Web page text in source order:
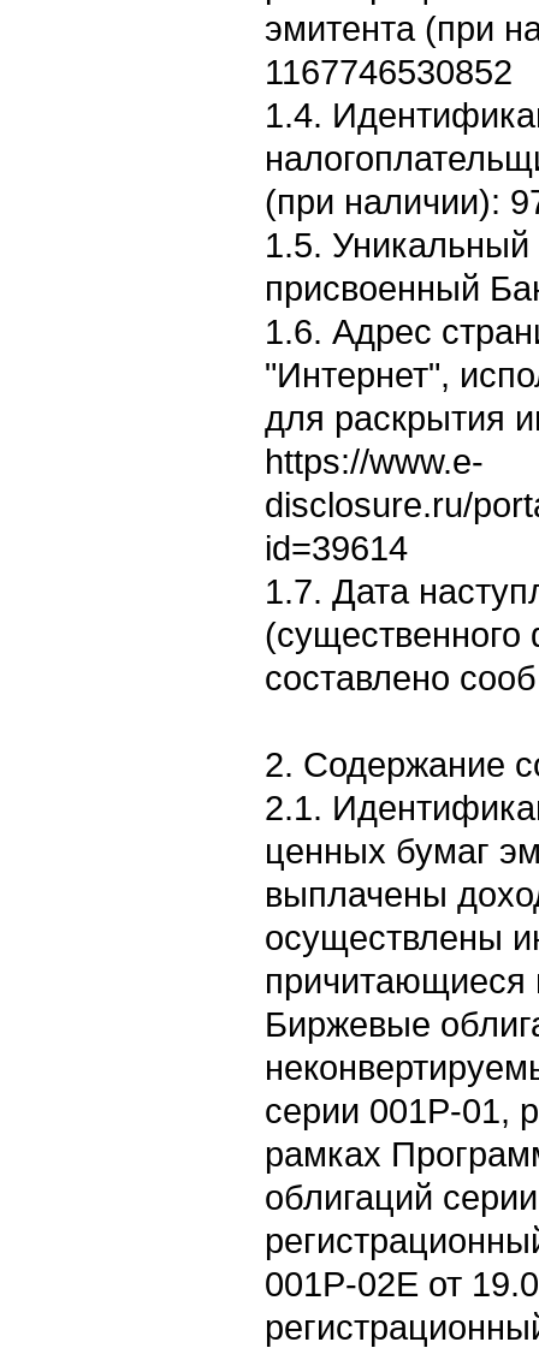
эмитента (при
1167746530852
1.4.
(при наличии):
1.5. Уникальный
присвоенный
1.6. Адрес
"Интернет",
для раскрытия
https://www.e-
disclosure.ru/
id=39614
1.7. Дата
(существенного
составлено
2. Содержание
2.1.
ценных бумаг
выплачены
осуществлены
причитающиеся
Биржевые
серии 001Р-01,
рамках
облигаций
001P-02E от